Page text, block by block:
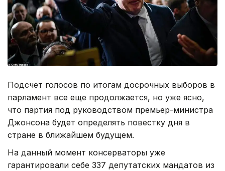
Подсчет голосов по итогам досрочных выборов в
парламент все еще продолжается, но уже ясно,
что партия под руководством премьер-министра
Джонсона будет определять повестку дня в
стране в ближайшем будущем.
На данный момент консерваторы уже
гарантировали себе 337 депутатских мандатов из